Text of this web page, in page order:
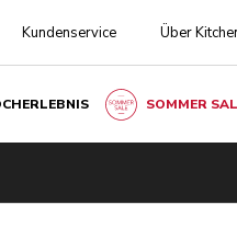
Kundenservice Über
SOMMER